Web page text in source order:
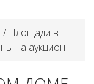
/ Площади в
на аукцион